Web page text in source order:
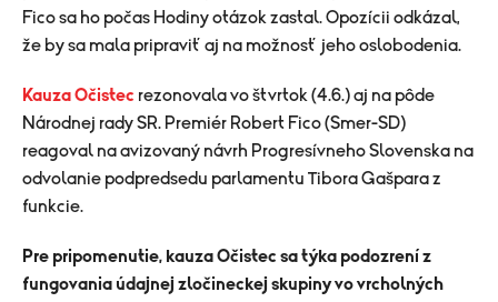
Fico sa ho počas Hodiny otázok zastal. Opozícii odkázal,
že by sa mala pripraviť aj na možnosť jeho oslobodenia.
Kauza Očistec rezonovala vo štvrtok (4.6.) aj na pôde
Národnej rady SR. Premiér Robert Fico (Smer-SD)
reagoval na avizovaný návrh Progresívneho Slovenska na
odvolanie podpredsedu parlamentu Tibora Gašpara z
funkcie.
Pre pripomenutie, kauza Očistec sa týka podozrení z
fungovania údajnej zločineckej skupiny vo vrcholných